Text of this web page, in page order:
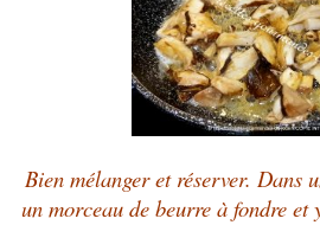
Bien mélanger et réserver. Dans
un morceau de beurre à fondre et